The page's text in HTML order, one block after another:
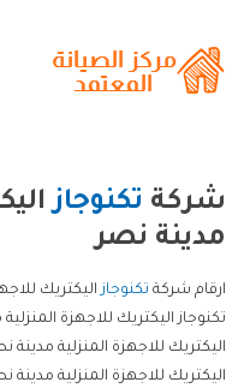
شركة تكنوجاز
مدينة نصر
ارقام شركة تكنوجازاليكتريك
تكنوجاز اليكتريك للاجهزة
اليكتريك للاجهزة المنزلية
اليكتريك للاجهزة المنزلية مدينة